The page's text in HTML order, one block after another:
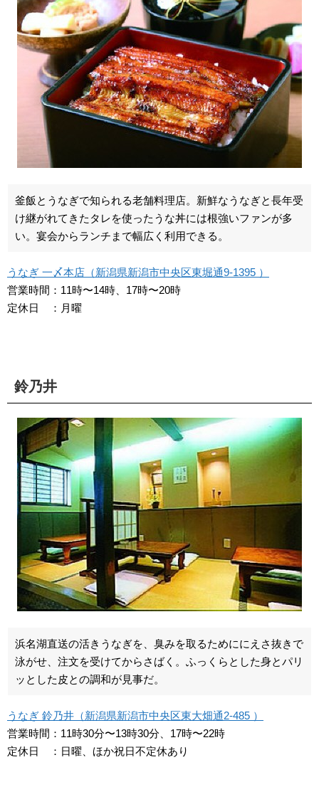
釜飯とうなぎで知られる老舗料理店。新鮮なうなぎと長年受
け継がれてきたタレを使ったうな丼には根強いファンが多
い。宴会からランチまで幅広く利用できる。
うなぎ 一〆本店（新潟県新潟市中央区東堀通9-1395 ）
営業時間：11時〜14時、17時〜20時
定休日 ：月曜
鈴乃井
浜名湖直送の活きうなぎを、臭みを取るためににえさ抜きで
泳がせ、注文を受けてからさばく。ふっくらとした身とパリ
ッとした皮との調和が見事だ。
うなぎ 鈴乃井（新潟県新潟市中央区東大畑通2-485 ）
営業時間：11時30分〜13時30分、17時〜22時
定休日 ：日曜、ほか祝日不定休あり